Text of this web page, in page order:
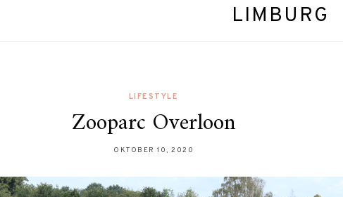
LIMBURG
LIFESTYLE
Zooparc Overloon
OKTOBER 10, 2020